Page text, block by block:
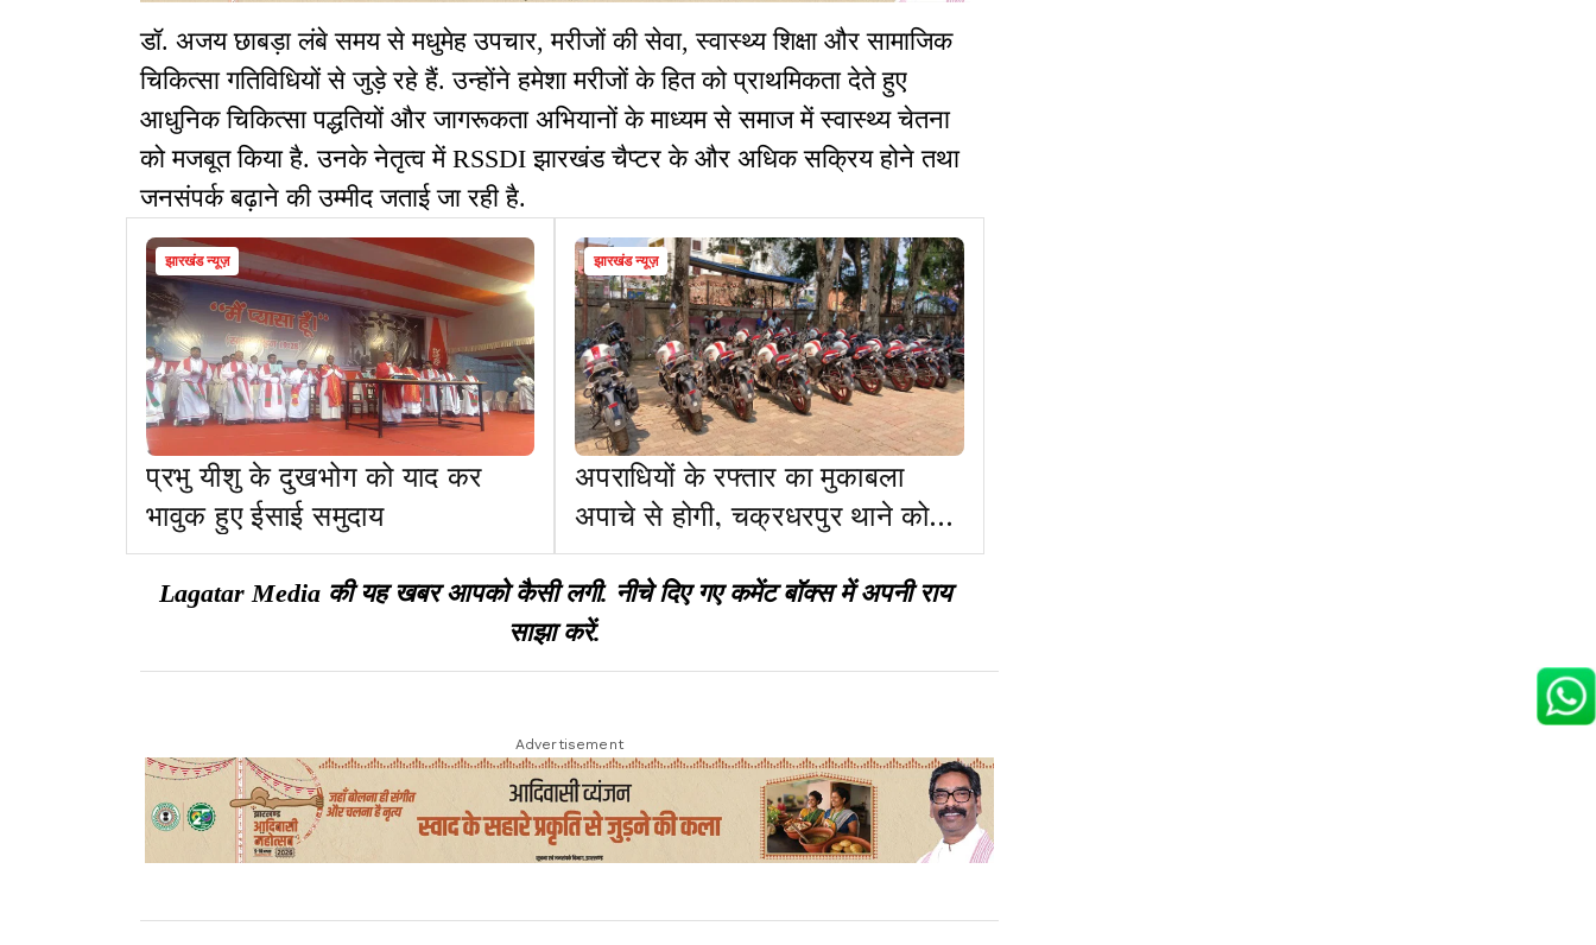
डॉ. अजय छाबड़ा लंबे समय से मधुमेह उपचार, मरीजों की सेवा, स्वास्थ्य शिक्षा और सामाजिक
चिकित्सा गतिविधियों से जुड़े रहे हैं. उन्होंने हमेशा मरीजों के हित को प्राथमिकता देते हुए
आधुनिक चिकित्सा पद्धतियों और जागरूकता अभियानों के माध्यम से समाज में स्वास्थ्य चेतना
को मजबूत किया है. उनके नेतृत्व में RSSDI झारखंड चैप्टर के और अधिक सक्रिय होने तथा
जनसंपर्क बढ़ाने की उम्मीद जताई जा रही है.
झारखंड न्यूज़
प्रभु यीशु के दुखभोग को याद कर
भावुक हुए ईसाई समुदाय
झारखंड न्यूज़
अपराधियों के रफ्तार का मुकाबला
अपाचे से होगी, चक्रधरपुर थाने को
मिली 15 बाइक
Lagatar Media की यह खबर आपको कैसी लगी. नीचे दिए गए कमेंट बॉक्स में अपनी राय
साझा करें.
Advertisement